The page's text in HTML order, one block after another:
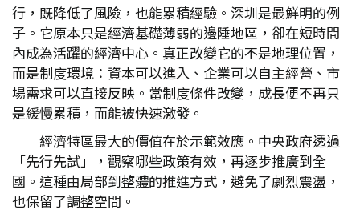
行，既降低了風險，也能累積經驗。深圳是最鮮明的例
子。它原本只是經濟基礎薄弱的邊陲地區，卻在短時間
內成為活躍的經濟中心。真正改變它的不是地理位置，
而是制度環境：資本可以進入、企業可以自主經營、市
場需求可以直接反映。當制度條件改變，成長便不再只
是緩慢累積，而能被快速激發。
經濟特區最大的價值在於示範效應。中央政府透過
「先行先試」，觀察哪些政策有效，再逐步推廣到全
國。這種由局部到整體的推進方式，避免了劇烈震盪，
也保留了調整空間。